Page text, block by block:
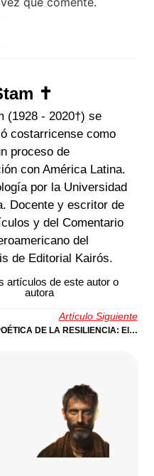
✝
(1928 - 2020†) se
costarricense como
proceso de
con América Latina.
por la Universidad
Docente y escritor de
y del Comentario
del
de Editorial Kairós.
artículos de este autor o
autora
Artículo Siguiente
POÉTICA DE LA RESILIENCIA: El Poético Afrontamiento De Lo Adverso | Por Luis Cruz Villalobos